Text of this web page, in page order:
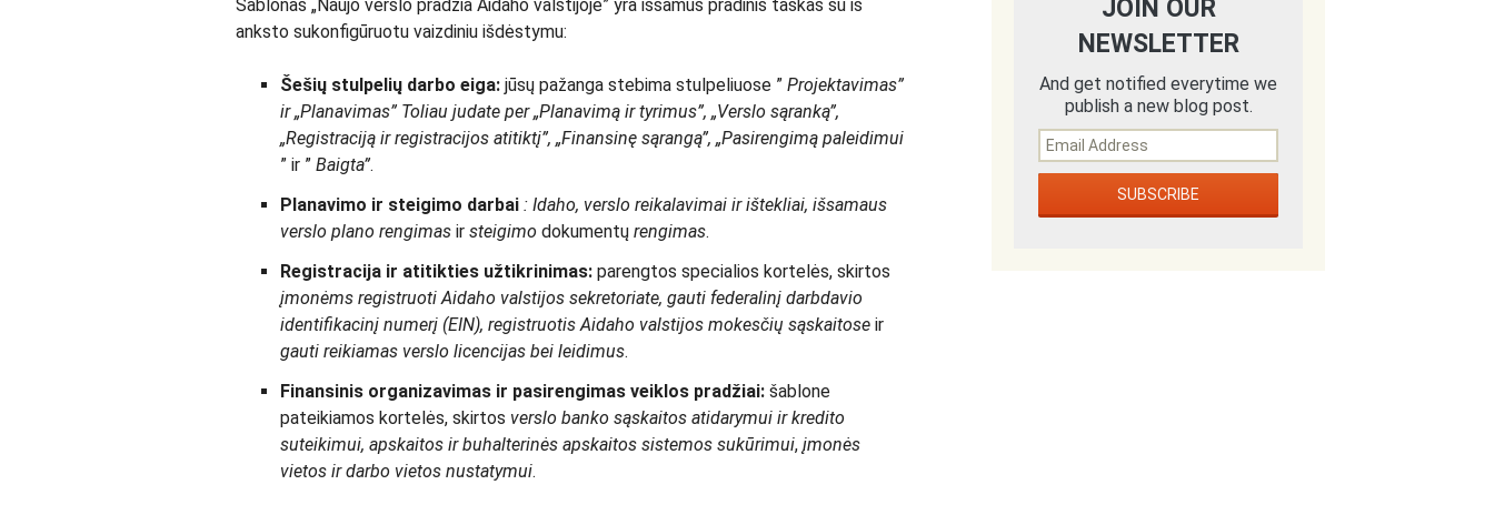
Šablonas „Naujo verslo pradžia Aidaho valstijoje” yra išsamus pradinis taškas su iš
anksto sukonfigūruotu vaizdiniu išdėstymu:
Šešių stulpelių darbo eiga: jūsų pažanga stebima stulpeliuose ” Projektavimas”
ir „Planavimas” Toliau judate per „Planavimą ir tyrimus”, „Verslo sąranką”,
„Registraciją ir registracijos atitiktį”, „Finansinę sąrangą”, „Pasirengimą paleidimui
” ir ” Baigta”.
Planavimo ir steigimo darbai : Idaho, verslo reikalavimai ir ištekliai, išsamaus
verslo plano rengimas ir steigimo dokumentų rengimas.
Registracija ir atitikties užtikrinimas: parengtos specialios kortelės, skirtos
įmonėms registruoti Aidaho valstijos sekretoriate, gauti federalinį darbdavio
identifikacinį numerį (EIN), registruotis Aidaho valstijos mokesčių sąskaitose ir
gauti reikiamas verslo licencijas bei leidimus.
Finansinis organizavimas ir pasirengimas veiklos pradžiai: šablone
pateikiamos kortelės, skirtos verslo banko sąskaitos atidarymui ir kredito
suteikimui, apskaitos ir buhalterinės apskaitos sistemos sukūrimui, įmonės
vietos ir darbo vietos nustatymui.
JOIN OUR
NEWSLETTER
And get notified everytime we
publish a new blog post.